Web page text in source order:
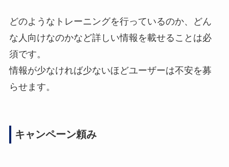
どのようなトレーニングを行っているのか、どん
な人向けなのかなど詳しい情報を載せることは必
須です。
情報が少なければ少ないほどユーザーは不安を募
らせます。
キャンペーン頼み